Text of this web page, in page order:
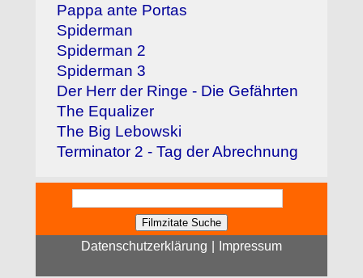
Pappa ante Portas
Spiderman
Spiderman 2
Spiderman 3
Der Herr der Ringe - Die Gefährten
The Equalizer
The Big Lebowski
Terminator 2 - Tag der Abrechnung
Datenschutzerklärung Impressum